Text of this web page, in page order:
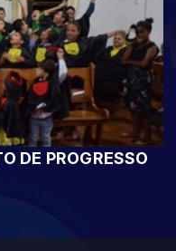
DE PROGRESSO